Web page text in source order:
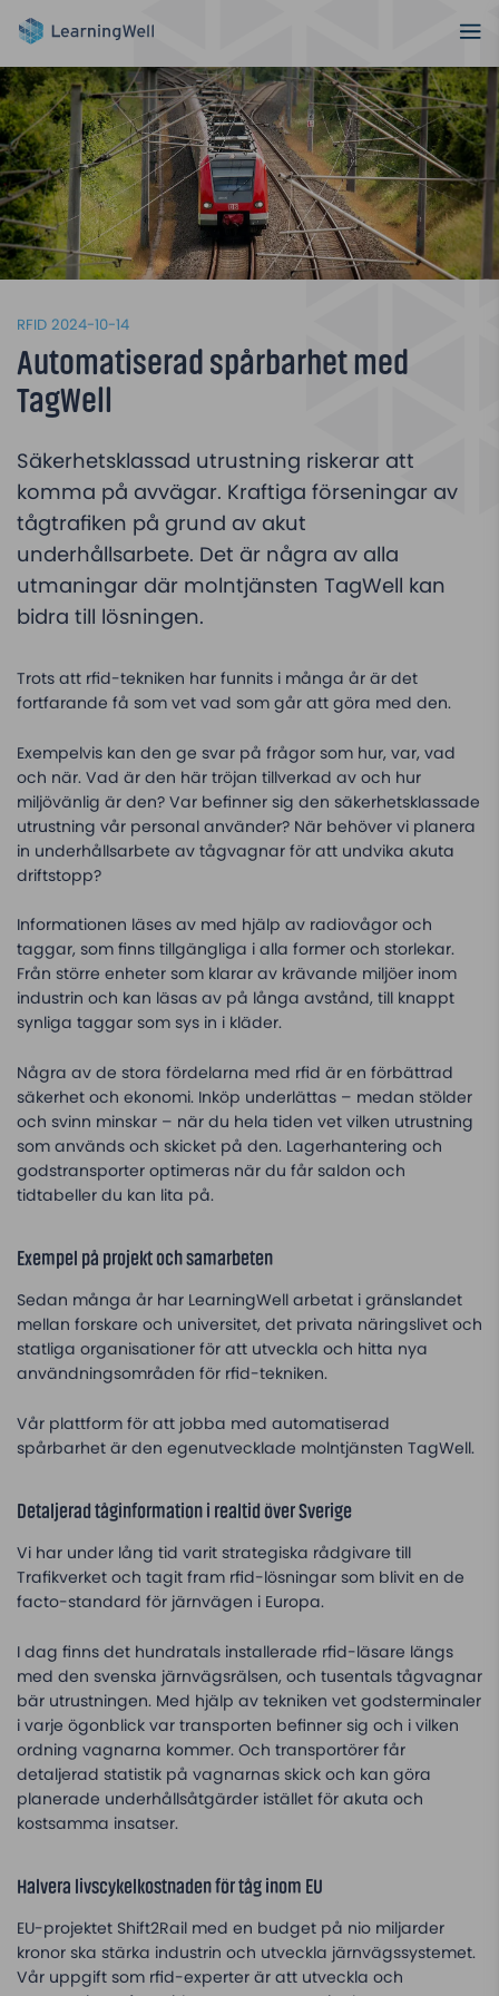
RFID 2024-10-14
Automatiserad spårbarhet med
TagWell
Säkerhetsklassad utrustning riskerar att
komma på avvägar. Kraftiga förseningar av
tågtrafiken på grund av akut
underhållsarbete. Det är några av alla
utmaningar där molntjänsten TagWell kan
bidra till lösningen.
Trots att rfid-tekniken har funnits i många år är det
fortfarande få som vet vad som går att göra med den.
Exempelvis kan den ge svar på frågor som hur, var, vad
och när. Vad är den här tröjan tillverkad av och hur
miljövänlig är den? Var befinner sig den säkerhetsklassade
utrustning vår personal använder? När behöver vi planera
in underhållsarbete av tågvagnar för att undvika akuta
driftstopp?
Informationen läses av med hjälp av radiovågor och
taggar, som finns tillgängliga i alla former och storlekar.
Från större enheter som klarar av krävande miljöer inom
industrin och kan läsas av på långa avstånd, till knappt
synliga taggar som sys in i kläder.
Några av de stora fördelarna med rfid är en förbättrad
säkerhet och ekonomi. Inköp underlättas – medan stölder
och svinn minskar – när du hela tiden vet vilken utrustning
som används och skicket på den. Lagerhantering och
godstransporter optimeras när du får saldon och
tidtabeller du kan lita på.
Exempel på projekt och samarbeten
Sedan många år har LearningWell arbetat i gränslandet
mellan forskare och universitet, det privata näringslivet och
statliga organisationer för att utveckla och hitta nya
användningsområden för rfid-tekniken.
Vår plattform för att jobba med automatiserad
spårbarhet är den egenutvecklade molntjänsten TagWell.
Detaljerad tåginformation i realtid över Sverige
Vi har under lång tid varit strategiska rådgivare till
Trafikverket och tagit fram rfid-lösningar som blivit en de
facto-standard för järnvägen i Europa.
I dag finns det hundratals installerade rfid-läsare längs
med den svenska järnvägsrälsen, och tusentals tågvagnar
bär utrustningen. Med hjälp av tekniken vet godsterminaler
i varje ögonblick var transporten befinner sig och i vilken
ordning vagnarna kommer. Och transportörer får
detaljerad statistik på vagnarnas skick och kan göra
planerade underhållsåtgärder istället för akuta och
kostsamma insatser.
Halvera livscykelkostnaden för tåg inom EU
EU-projektet Shift2Rail med en budget på nio miljarder
kronor ska stärka industrin och utveckla järnvägssystemet.
Vår uppgift som rfid-experter är att utveckla och